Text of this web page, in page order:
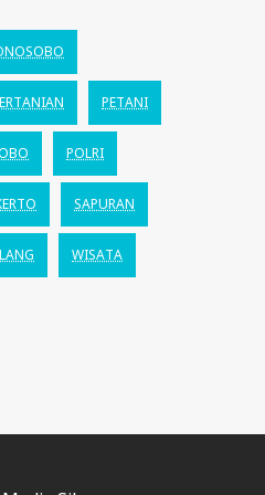
PETANI
POLRI
SAPURAN
WISATA